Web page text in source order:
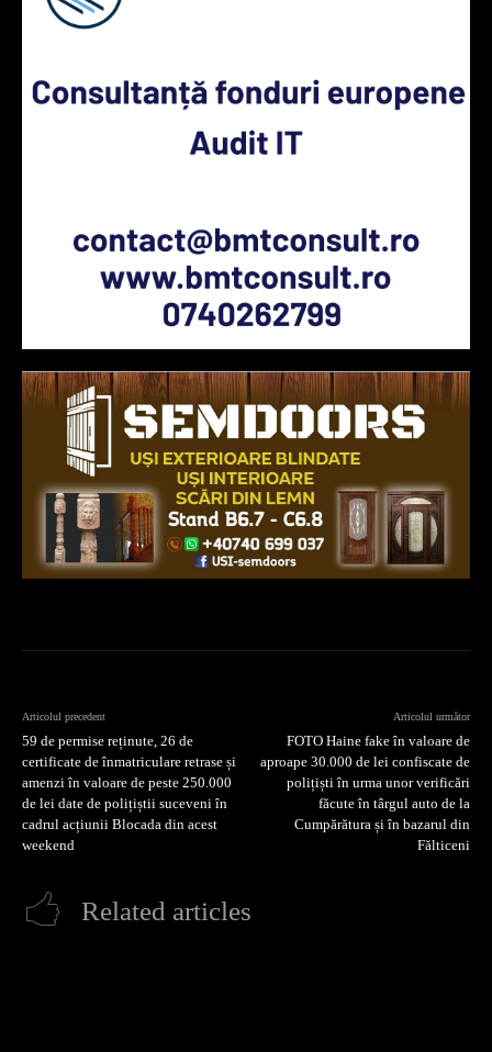
Articolul precedent
59 de permise reținute, 26 de
certificate de înmatriculare retrase și
amenzi în valoare de peste 250.000
de lei date de polițiștii suceveni în
cadrul acțiunii Blocada din acest
weekend
Articolul următor
FOTO Haine fake în valoare de
aproape 30.000 de lei confiscate de
polițiști în urma unor verificări
făcute în târgul auto de la
Cumpărătura și în bazarul din
Fălticeni
Related articles